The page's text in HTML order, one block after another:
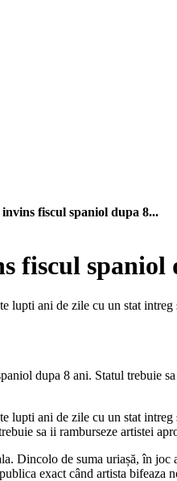
fiscul spaniol dupa 8...
fiscul spaniol
lupti ani de zile cu un stat
lupti ani de zile cu un stat
sa ii ramburseze artistei
Dincolo de suma uriașă, în
exact când artista bifeaza